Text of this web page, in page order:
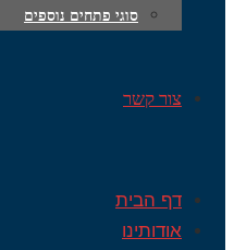
סוגי פתחים נוספים
צור קשר
דף הבית
אודותינו